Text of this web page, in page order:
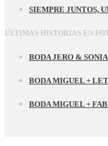
SIEMPRE JUNTOS,
ÚLTIMAS HISTORIAS EN
BODA JERO &
BODA MIGUEL +
BODA MIGUEL +